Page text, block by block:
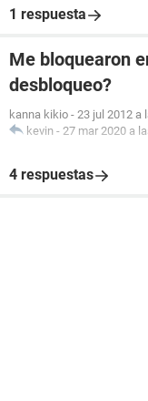
1 respuesta
Me bloquearon
desbloqueo?
kanna kikio - 23 jul 2012 a
kevin - 27 mar 2020 a
4 respuestas